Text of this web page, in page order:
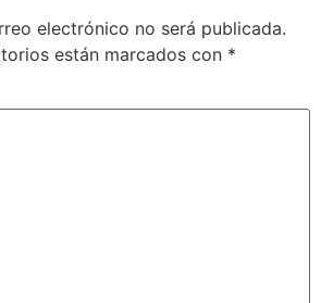
electrónico no será publicada.
están marcados con *